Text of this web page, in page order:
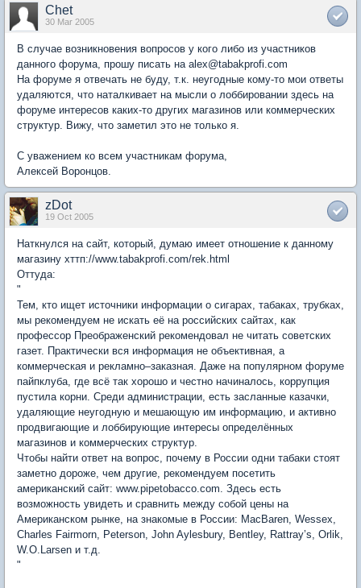
Сhet
30 Mar 2005
В случае возникновения вопросов у кого либо из участников
данного форума, прошу писать на alex@tabakprofi.com
На форуме я отвечать не буду, т.к. неугодные кому-то мои ответы
удаляются, что наталкивает на мысли о лоббировании здесь на
форуме интересов каких-то других магазинов или коммерческих
структур. Вижу, что заметил это не только я.
С уважением ко всем участникам форума,
Алексей Воронцов.
zDot
19 Oct 2005
Наткнулся на сайт, который, думаю имеет отношение к данному
магазину хттп://www.tabakprofi.com/rek.html
Оттуда:
"
Тем, кто ищет источники информации о сигарах, табаках, трубках,
мы рекомендуем не искать её на российских сайтах, как
профессор Преображенский рекомендовал не читать советских
газет. Практически вся информация не объективная, а
коммерческая и рекламно–заказная. Даже на популярном форуме
пайпклуба, где всё так хорошо и честно начиналось, коррупция
пустила корни. Среди администрации, есть засланные казачки,
удаляющие неугодную и мешающую им информацию, и активно
продвигающие и лоббирующие интересы определённых
магазинов и коммерческих структур.
Чтобы найти ответ на вопрос, почему в России одни табаки стоят
заметно дороже, чем другие, рекомендуем посетить
американский сайт: www.pipetobacco.com. Здесь есть
возможность увидеть и сравнить между собой цены на
Американском рынке, на знакомые в России: MacBaren, Wessex,
Charles Fairmorn, Peterson, John Aylesbury, Bentley, Rattray’s, Orlik,
W.O.Larsen и т.д.
"